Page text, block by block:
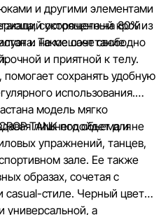
и обновляет
выявлять и исправлять
сроки.
и другими элементами
укороченный крой
и не мешает свободно
состоящего на 80% из
Такое сочетание
и приятной к телу.
сохранять удобную
использования.
модель мягко
лишнего объема и не
TANK подойдет для
упражнений, танцев,
зале. Ее также
образах, сочетая с
casual-стиле. Черный цвет
универсальной, а